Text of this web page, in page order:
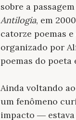
sobre a
Antilogia, em
catorze poemas
organizado por
poemas do
Ainda voltando
um fenômeno
impacto ―